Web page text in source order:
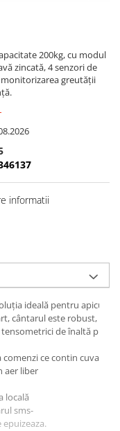
200kg, cu modul
zincată, 4 senzori de
greutății
informatii
ideală pentru
cântarul este robust,
tensometrici de înaltă
comenzi ce contin cuvantul
aer liber
locală
sms-